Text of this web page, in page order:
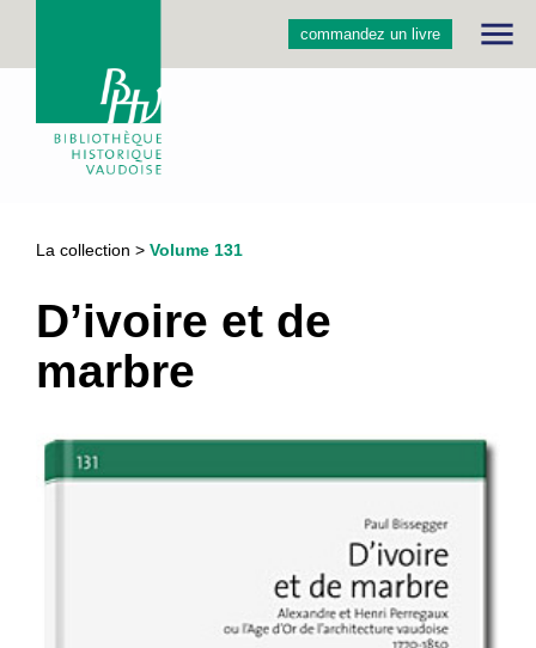
commandez un livre menu
La collection > Volume 131
D’ivoire et de
marbre